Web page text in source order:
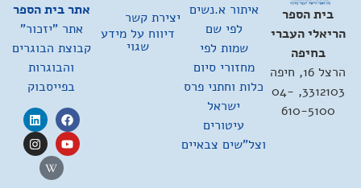
בית הספר
הריאלי העברי
בחיפה
הרצל 16, חיפה
3312103, 04-
610-5100
איתור א.נשים
לפי שם
שמות לפי
מחזורי סיום
כלות וחתני פרס
ישראל
עיטורים
וצל"שים צבאיים
אתר בית הספר
אתר "יזכור"
קבוצת הבוגרים
והבוגרות
בפייסבוק
יצירת קשר
דיווח על מידע
שגוי